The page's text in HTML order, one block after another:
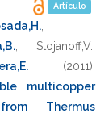
Artículo
Stojanoff,V.
(2011)
multicopper
Thermus